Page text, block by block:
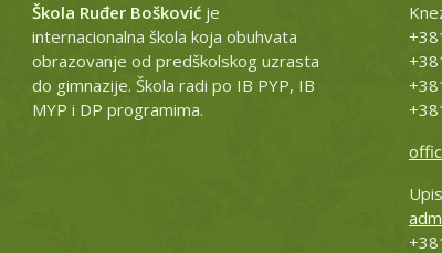
Škola Ruđer Bošković je
internacionalna škola koja obuhvata
obrazovanje od predškolskog uzrasta
do gimnazije. Škola radi po IB PYP, IB
MYP i DP programima.